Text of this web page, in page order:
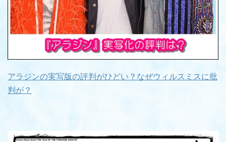
アラジンの実写版の評判がひどい？なぜウィルスミスに批
判が？